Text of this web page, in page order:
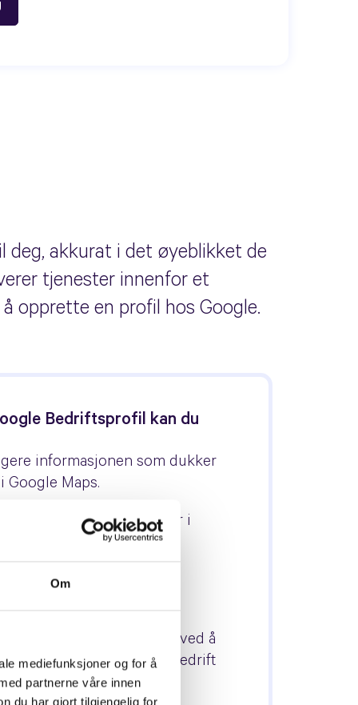
Om
mediefunksjoner og for å
partnerne våre innen
du har gjort tilgjengelig for
akkurat i det øyeblikket de
tjenester innenfor et
opprette en profil hos Google.
Bedriftsprofil kan du
informasjonen som dukker
Google Maps.
dine varer og tjenester i
mer ut av Google Ads-
rangeringer i Google, ved å
at du er en bedrift
å legge merke til.